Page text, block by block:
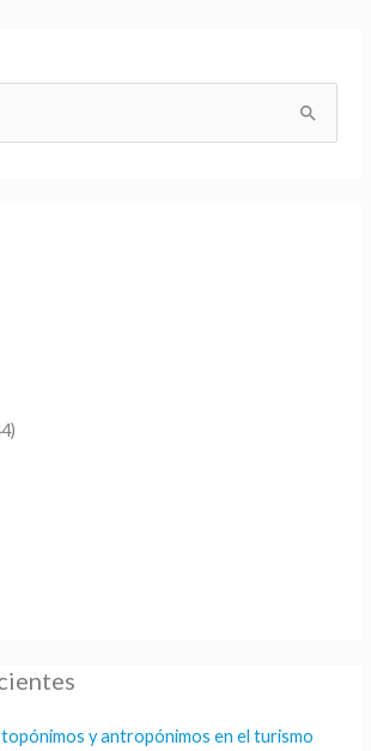
y antropónimos en el turismo